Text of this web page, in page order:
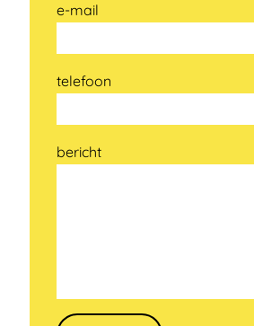
e-mail
telefoon
bericht